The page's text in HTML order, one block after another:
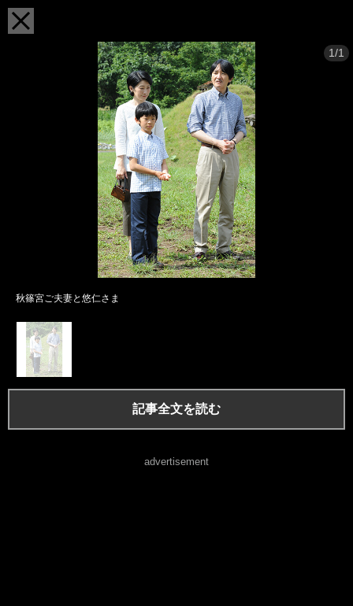
1/1
秋篠宮ご夫妻と悠仁さま
記事全文を読む
advertisement